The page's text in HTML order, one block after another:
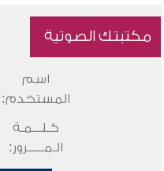
مكتبتك الصوتية
اسم
المستخدم:
كـلـــمـة
الـمـــــرور: